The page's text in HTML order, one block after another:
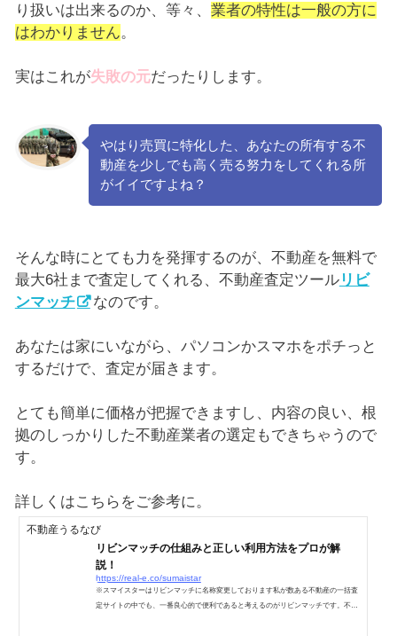
り扱いは出来るのか、等々、 業者の特性は一般の方に
はわかりません。
実はこれが失敗の元だったりします。
やはり売買に特化した、あなたの所有する不
動産を少しでも高く売る努力をしてくれる所
がイイですよね？
そんな時にとても力を発揮するのが、不動産を無料で
最大6社まで査定してくれる、不動産査定ツールリビ
ンマッチ
なのです。
あなたは家にいながら、パソコンかスマホをポチっと
するだけで、査定が届きます。
とても簡単に価格が把握できますし、内容の良い、根
拠のしっかりした不動産業者の選定もできちゃうので
す。
詳しくはこちらをご参考に。
不動産うるなび
リビンマッチの仕組みと正しい利用方法をプロが解
説！
https://real-e.co/sumaistar
※スマイスターはリビンマッチに名称変更しております私が数ある不動産の一括査
定サイトの中でも、一番良心的で便利であると考えるのがリビンマッチです。不動